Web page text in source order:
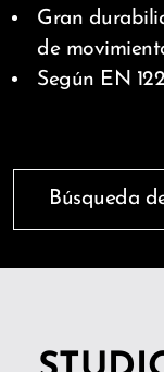
Gran
de
Según EN
Búsqueda